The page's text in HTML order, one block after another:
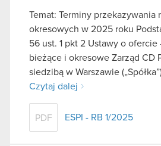
Temat: Terminy przekazywania
okresowych w 2025 roku
56 ust. 1 pkt 2 Ustawy o
bieżące i okresowe Zarząd CD
siedzibą w Warszawie
Czytaj dalej
PDF ESPI - RB 1/2025